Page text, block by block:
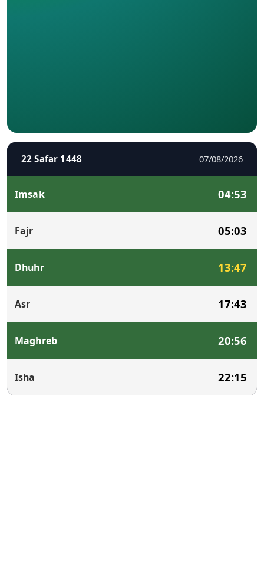
22 Safar 1448 07/08/2026
Imsak 04:53
Fajr 05:03
Dhuhr 13:47
Asr 17:43
Maghreb 20:56
Isha 22:15